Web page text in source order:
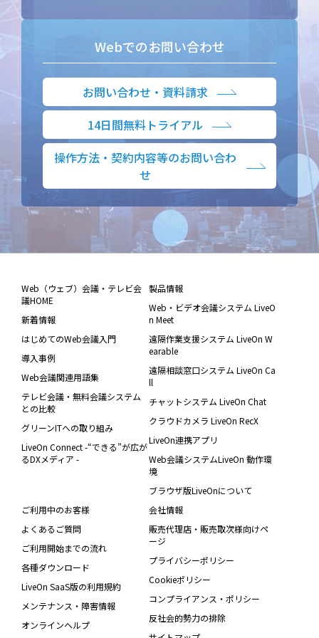
Webでのお問い合わせ
お問い合わせ・資料請求
14日間無料トライアル
操作方法・契約内容等のお問い合わ
せ
Web（ウェブ）会議・テレビ会
議HOME
新着情報
はじめてのWeb会議入門
導入事例
Web会議関連用語集
テレビ会議・無料会議システム
との比較
グリーンITへの取り組み
LiveOn Connect -“できる”が広が
るDXメディア -
製品情報
Web・ビデオ会議システム LiveO
n Meet
遠隔作業支援システム LiveOn W
earable
遠隔相談窓口システム LiveOn Ca
ll
チャットシステム LiveOn Chat
クラウドカメラ LiveOn RecX
LiveOn連携アプリ
Web会議システムLiveOn 動作環
境
ブラウザ版LiveOnについて
ご利用中のお客様
よくあるご質問
ご利用開始までの流れ
各種ダウンロード
LiveOn SaaS版の利用規約
メンテナンス・障害情報
オンラインヘルプ
会社情報
販売代理店・販売取次様向けペ
ージ
プライバシーポリシー
Cookieポリシー
コンプライアンス・ポリシー
反社会的勢力の排除